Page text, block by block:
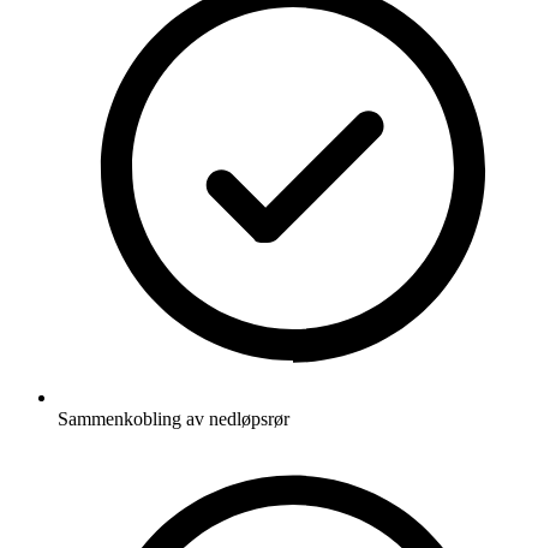
Sammenkobling av nedløpsrør